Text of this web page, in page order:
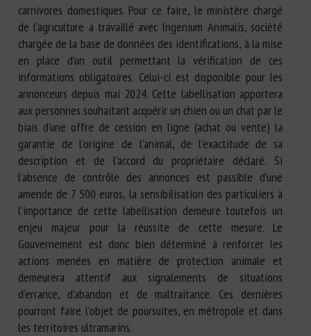
carnivores domestiques. Pour ce faire, le ministère chargé
de l’agriculture a travaillé avec Ingenium Animalis, société
chargée de la base de données des identifications, à la mise
en place d’un outil permettant la vérification de ces
informations obligatoires. Celui-ci est disponible pour les
annonceurs depuis mai 2024. Cette labellisation apportera
aux personnes souhaitant acquérir un chien ou un chat par le
biais d’une offre de cession en ligne (achat ou vente) la
garantie de l’origine de l’animal, de l’exactitude de sa
description et de l’accord du propriétaire déclaré. Si
l’absence de contrôle des annonces est passible d’une
amende de 7 500 euros, la sensibilisation des particuliers à
l’importance de cette labellisation demeure toutefois un
enjeu majeur pour la réussite de cette mesure. Le
Gouvernement est donc bien déterminé à renforcer les
actions menées en matière de protection animale et
demeurera attentif aux signalements de situations
d’errance, d’abandon et de maltraitance. Ces dernières
pourront faire l’objet de poursuites, en métropole et dans
les territoires ultramarins.